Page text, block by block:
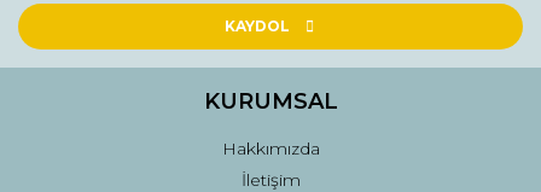
KAYDOL
KURUMSAL
Hakkımızda
İletişim